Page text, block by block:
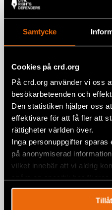
Samtycke
Cookies på crd.org
På crd.org använder vi oss
besökarbeteenden och
Den statistiken hjälper oss
effektivare för att få fler att
rättigheter världen över.
Inga personuppgifter
på anonymiserad
vilket innebär att vi aldrig
Intensified
Russian Rights
Just a Warning”
NEWS,RUSSIA 24